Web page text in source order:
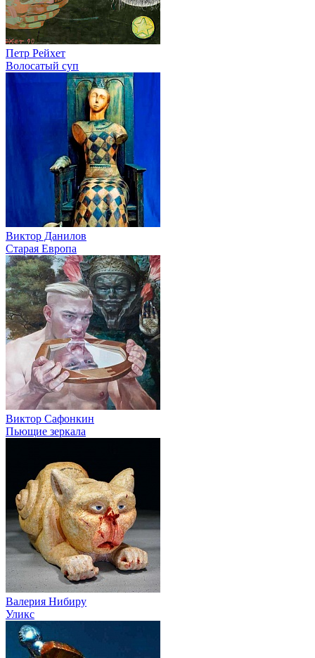
Петр Рейхет
Волосатый суп
Виктор Данилов
Старая Европа
Виктор Сафонкин
Пьющие зеркала
Валерия Нибиру
Уликс